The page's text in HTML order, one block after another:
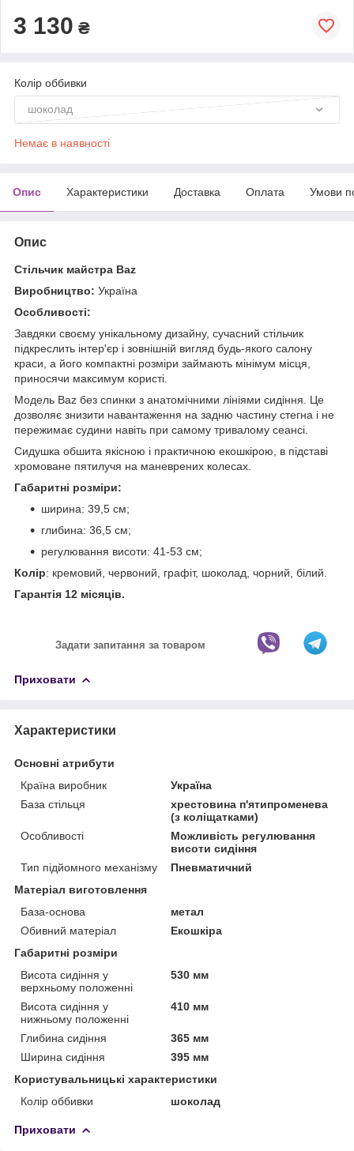
3 130 ₴
Колір оббивки
шоколад
Немає в наявності
Опис Характеристики Доставка Оплата Умови
Опис
Стільчик майстра Baz
Виробництво: Україна
Особливості:
Завдяки своєму унікальному дизайну, сучасний стільчик
підкреслить інтер'єр і зовнішній вигляд будь-якого салону
краси, а його компактні розміри займають мінімум місця,
приносячи максимум користі.
Модель Baz без спинки з анатомічними лініями сидіння. Це
дозволяє знизити навантаження на задню частину стегна і не
пережимає судини навіть при самому тривалому сеансі.
Сидушка обшита якісною і практичною екошкірою, в підставі
хромоване пятилучя на маневрених колесах.
Габаритні розміри:
ширина: 39,5 см;
глибина: 36,5 см;
регулювання висоти: 41-53 см;
Колір: кремовий, червоний, графіт, шоколад, чорний, білий.
Гарантія 12 місяців.
Задати запитання за товаром
Приховати
Характеристики
Основні атрибути
Країна виробник
Україна
База стільця
хрестовина п'ятипроменева
(з коліщатками)
Особливості
Можливість регулювання
висоти сидіння
Тип підйомного механізму
Пневматичний
Матеріал виготовлення
База-основа
метал
Обивний матеріал
Екошкіра
Габаритні розміри
Висота сидіння у
верхньому положенні
530 мм
Висота сидіння у
нижньому положенні
410 мм
Глибина сидіння
365 мм
Ширина сидіння
395 мм
Користувальницькі характеристики
Колір оббивки
шоколад
Приховати